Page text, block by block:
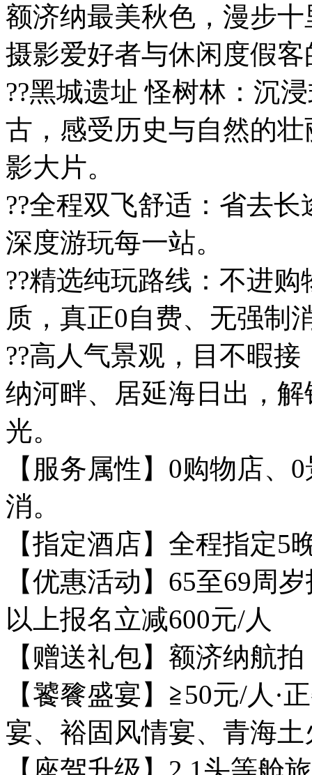
额济纳最美秋色，漫步
摄影爱好者与休闲度假
??黑城遗址 怪树林：沉
古，感受历史与自然的
影大片。
??全程双飞舒适：省去
深度游玩每一站。
??精选纯玩路线：不进
质，真正0自费、无强制
??高人气景观，目不暇
纳河畔、居延海日出，
光。
【服务属性】0购物店、
消。
【指定酒店】全程指定5
【优惠活动】65至69周
以上报名立减600元/人
【赠送礼包】额济纳航
【饕餮盛宴】≧50元/人·
宴、裕固风情宴、青海土